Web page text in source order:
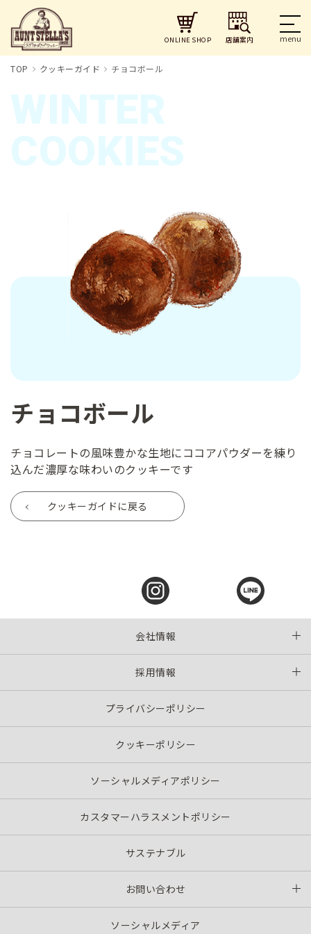
ONLINE SHOP 店舗案内
TOP クッキーガイド チョコボール
WINTER
COOKIES
チョコボール
チョコレートの風味豊かな生地にココアパウダーを練り
込んだ濃厚な味わいのクッキーです
クッキーガイドに戻る
会社情報
採用情報
プライバシーポリシー
クッキーポリシー
ソーシャルメディアポリシー
カスタマーハラスメントポリシー
サステナブル
お問い合わせ
ソーシャルメディア